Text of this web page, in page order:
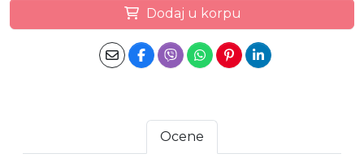
Dodaj u korpu
Ocene